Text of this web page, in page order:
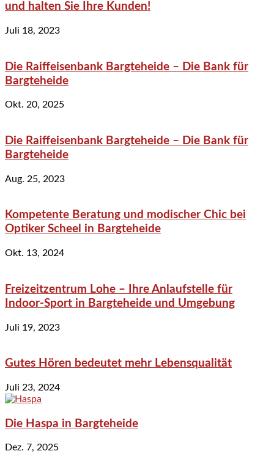
und halten Sie Ihre Kunden!
Juli 18, 2023
Die Raiffeisenbank Bargteheide – Die Bank für
Bargteheide
Okt. 20, 2025
Die Raiffeisenbank Bargteheide – Die Bank für
Bargteheide
Aug. 25, 2023
Kompetente Beratung und modischer Chic bei
Optiker Scheel in Bargteheide
Okt. 13, 2024
Freizeitzentrum Lohe – Ihre Anlaufstelle für
Indoor-Sport in Bargteheide und Umgebung
Juli 19, 2023
Gutes Hören bedeutet mehr Lebensqualität
Juli 23, 2024
Die Haspa in Bargteheide
Dez. 7, 2025